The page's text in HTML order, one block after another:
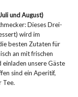
und August)
Dieses Drei-
wird im
besten Zutaten für
an mit frischen
einladen unsere Gäste
sind ein Aperitif,
Tee.